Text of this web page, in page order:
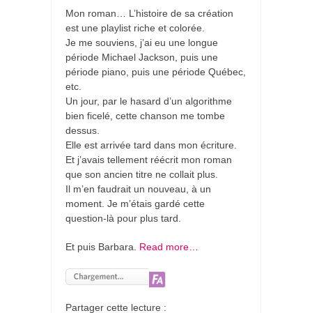
Mon roman… L’histoire de sa création
est une playlist riche et colorée.
Je me souviens, j’ai eu une longue
période Michael Jackson, puis une
période piano, puis une période Québec,
etc.
Un jour, par le hasard d’un algorithme
bien ficelé, cette chanson me tombe
dessus.
Elle est arrivée tard dans mon écriture.
Et j’avais tellement réécrit mon roman
que son ancien titre ne collait plus.
Il m’en faudrait un nouveau, à un
moment. Je m’étais gardé cette
question-là pour plus tard.
Et puis Barbara. Read more…
Partager cette lecture :